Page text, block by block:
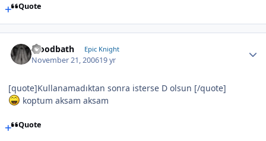
Quote
bloodbath Epic Knight
November 21, 200619 yr
[quote]Kullanamadıktan sonra isterse D olsun [/quote]
koptum aksam aksam
Quote